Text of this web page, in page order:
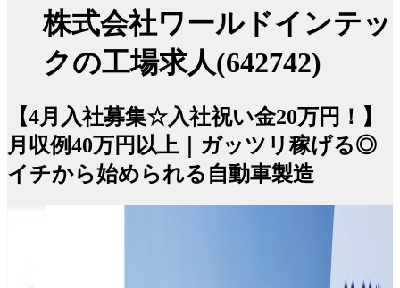
株式会社ワールドインテッ
クの工場求人(642742)
【4月入社募集☆入社祝い金20万円！】
月収例40万円以上｜ガッツリ稼げる◎
イチから始められる自動車製造